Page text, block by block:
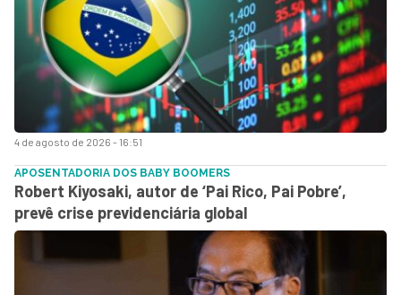
4 de agosto de 2026 - 16:51
APOSENTADORIA DOS BABY BOOMERS
Robert Kiyosaki, autor de ‘Pai Rico, Pai Pobre’,
prevê crise previdenciária global